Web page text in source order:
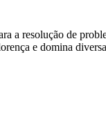
a resolução de
e domina